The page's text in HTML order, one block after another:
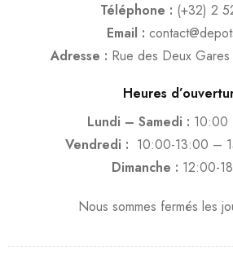
Téléphone : (+32) 2
Email :
Adresse : Rue des Deux
Heures
Lundi – Samedi : 10:00
Vendredi : 10:00-13:00 –
Dimanche : 12:00-
Nous sommes fermés les